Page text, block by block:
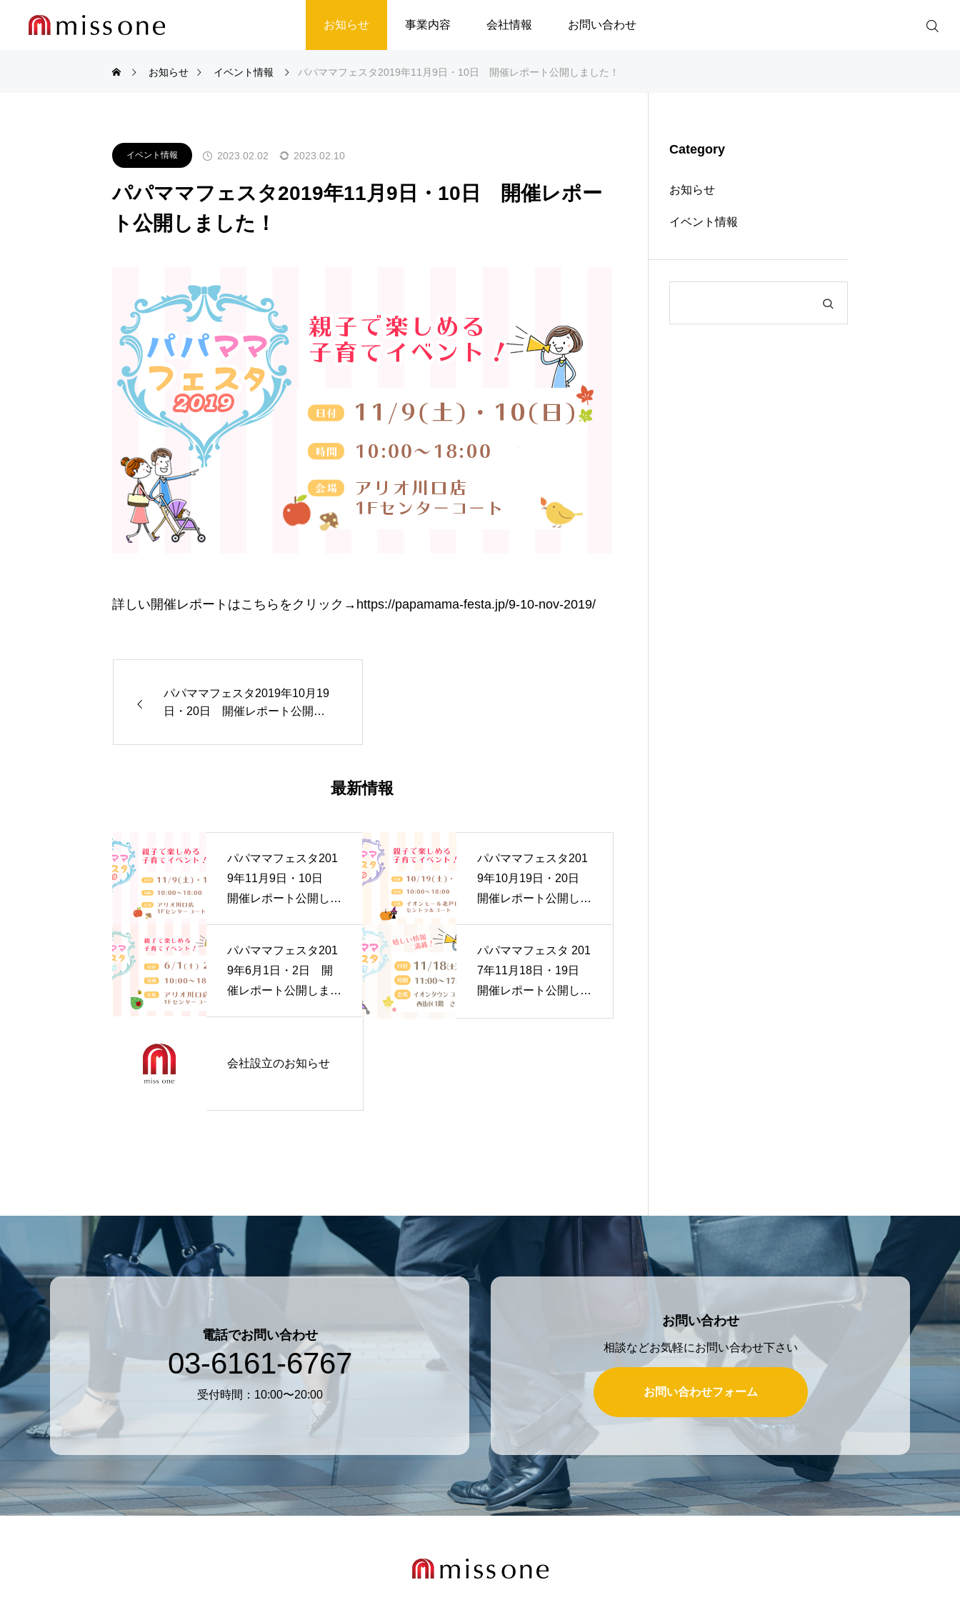
お知らせ 事業内容 会社情報 お問い合わせ
お知らせ イベント情報 パパママフェスタ2019年11月9日・10日 開催レポート公開しました！
イベント情報 2023.02.02 2023.02.10
パパママフェスタ2019年11月9日・10日 開催レポー
ト公開しました！
詳しい開催レポートはこちらをクリック→ https://papamama-festa.jp/9-10-nov-2019/
パパママフェスタ2019年10月19
日・20日 開催レポート公開し
最新情報
パパママフェスタ201
9年11月9日・10日
開催レポート公開しま
パパママフェスタ201
9年10月19日・20日
開催レポート公開しま
パパママフェスタ201
9年6月1日・2日 開
催レポート公開しまし
パパママフェスタ 201
7年11月18日・19日
開催レポート公開しま
会社設立のお知らせ
Category
お知らせ
イベント情報
電話でお問い合わせ
03-6161-6767
受付時間：10:00〜20:00
お問い合わせ
相談などお気軽にお問い合わせ下さい
お問い合わせフォーム